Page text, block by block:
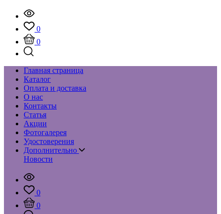
0
0
Главная страница
Каталог
Оплата и доставка
О нас
Контакты
Статья
Акции
Фотогалерея
Удостоверения
Дополнительно
Новости
0
0